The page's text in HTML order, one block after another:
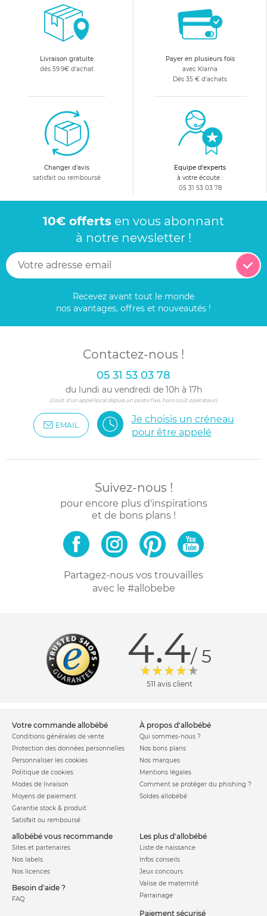
Livraison gratuite
dès 59.9€ d'achat
Payer en plusieurs fois
avec Klarna
Dès 35 € d'achats
Changer d'avis
satisfait ou remboursé
Equipe d'experts
à votre écoute :
05 31 53 03 78
10€ offerts en vous abonnant
à notre newsletter !
Recevez avant tout le monde
nos avantages, offres et nouveautés !
Contactez-nous !
05 31 53 03 78
du lundi au vendredi de 10h à 17h
(Coût d'un appel local depuis un poste fixe, hors coût opérateur)
EMAIL
Je choisis un créneau
pour être appelé
Suivez-nous !
pour encore plus d'inspirations
et de bons plans !
Partagez-nous vos trouvailles
avec le #allobebe
4.4/ 5
511 avis client
votre commande allobébé
Conditions générales de vente
Protection des données personnelles
Personnaliser les cookies
Politique de cookies
Modes de livraison
Moyens de paiement
Garantie stock & produit
Satisfait ou remboursé
à propos d'allobébé
Qui sommes-nous ?
Nos bons plans
Nos marques
Mentions légales
Comment se protéger du phishing ?
Soldes allobébé
allobébé vous recommande
Sites et partenaires
Nos labels
Nos licences
Besoin d'aide ?
FAQ
les plus d'allobébé
Liste de naissance
Infos conseils
Jeux concours
Valise de maternité
Parrainage
Paiement sécurisé